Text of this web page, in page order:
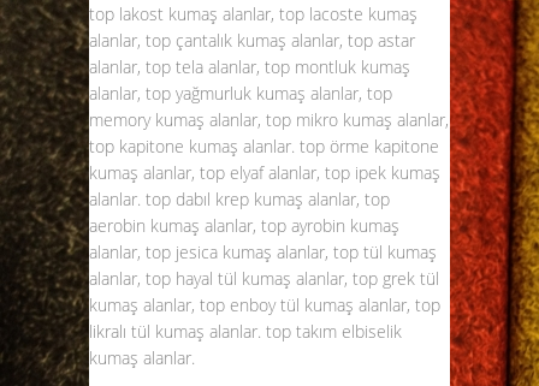
top lakost kumaş alanlar, top lacoste kumaş
alanlar, top çantalık kumaş alanlar, top astar
alanlar, top tela alanlar, top montluk kumaş
alanlar, top yağmurluk kumaş alanlar, top
memory kumaş alanlar, top mikro kumaş alanlar,
top kapitone kumaş alanlar. top örme kapitone
kumaş alanlar, top elyaf alanlar, top ipek kumaş
alanlar. top dabıl krep kumaş alanlar, top
aerobin kumaş alanlar, top ayrobin kumaş
alanlar, top jesica kumaş alanlar, top tül kumaş
alanlar, top hayal tül kumaş alanlar, top grek tül
kumaş alanlar, top enboy tül kumaş alanlar, top
likralı tül kumaş alanlar. top takım elbiselik
kumaş alanlar.